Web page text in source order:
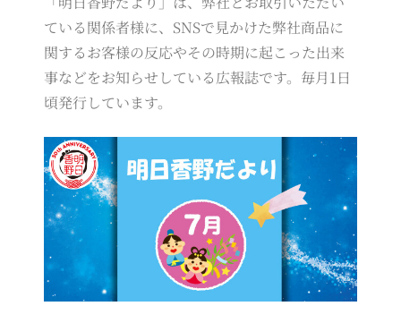
ている関係者様に、SNSで見かけた弊社商品に
関するお客様の反応やその時期に起こった出来
事などをお知らせしている広報誌です。毎月1日
頃発行しています。